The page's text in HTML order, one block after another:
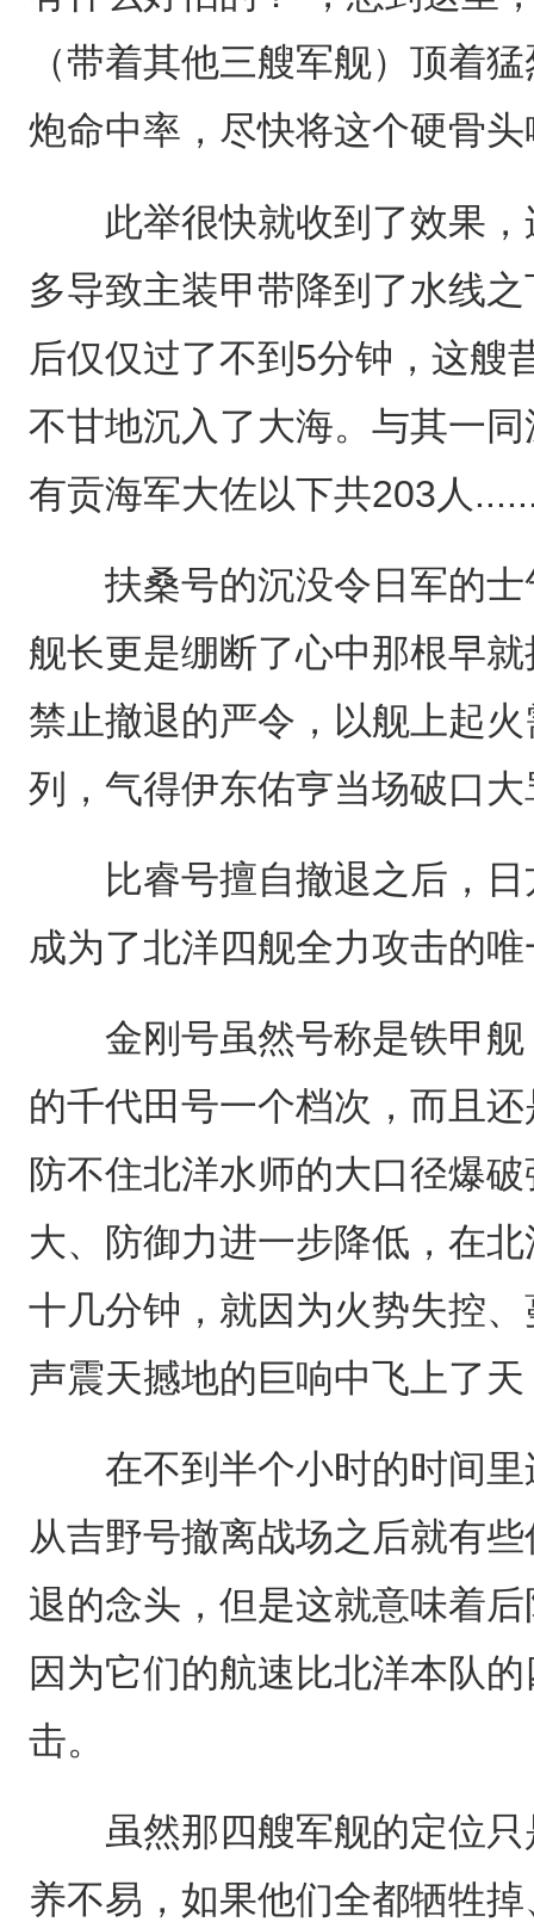
（带着其他三艘军舰）顶着
炮命中率，尽快将这个硬骨
此举很快就收到了效果，
多导致主装甲带降到了水线
后仅仅过了不到5分钟，这艘
不甘地沉入了大海。与其一
有贡海军大佐以下共203人
扶桑号的沉没令日军的士
舰长更是绷断了心中那根早
禁止撤退的严令，以舰上起
列，气得伊东佑亨当场破口大
比睿号擅自撤退之后，日
成为了北洋四舰全力攻击的
金刚号虽然号称是铁甲舰
的千代田号一个档次，而且
防不住北洋水师的大口径爆
大、防御力进一步降低，在
十几分钟，就因为火势失控
声震天撼地的巨响中飞上了
在不到半个小时的时间里
从吉野号撤离战场之后就有
退的念头，但是这就意味着
因为它们的航速比北洋本队
击。
虽然那四艘军舰的定位只
养不易，如果他们全都牺牲